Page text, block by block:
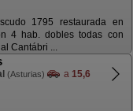
1795 restaurada en
4 hab. dobles todas con
Cantábri ...
(Asturias) a 15,6